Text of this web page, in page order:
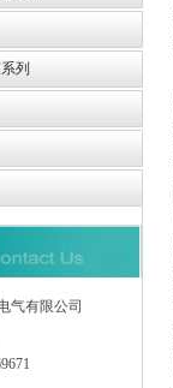
列
气有限公司